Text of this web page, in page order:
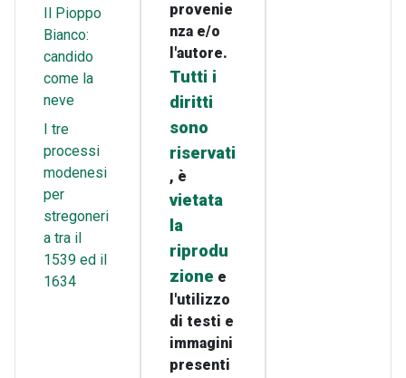
Il Pioppo
Bianco:
candido
come la
neve
I tre
processi
modenesi
per
stregoneri
a tra il
1539 ed il
1634
provenie
nza e/o
l'autore.
Tutti i
diritti
sono
riservati
, è
vietata
la
riprodu
zione e
l'utilizzo
di testi e
immagini
presenti